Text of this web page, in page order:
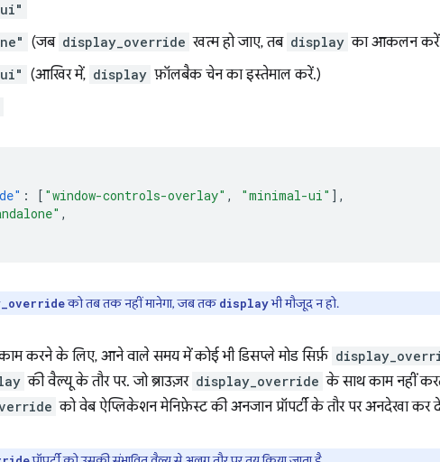
(जब display_override खत्म हो जाए, तब display का आकलन
(आखिर में, display फ़ॉलबैक चेन का इस्तेमाल करें.)
: [ "window-controls-overlay" , "minimal-ui" ],
,
को तब तक नहीं मानेगा, जब तक displayभी मौजूद न हो.
करने के लिए, आने वाले समय में कोई भी डिसप्ले मोड सिर्फ़
की वैल्यू के तौर पर. जो ब्राउज़र display_override के साथ काम नहीं
को वेब ऐप्लिकेशन मेनिफ़ेस्ट की अनजान प्रॉपर्टी के तौर पर अनदेखा कर